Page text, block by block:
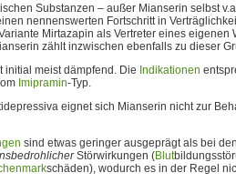
Substanzen – außer Mianserin selbst
nennenswerten Fortschritt in
Mirtazapin als Vertreter eines eigenen
zählt inzwischen ebenfalls zu dieser
initial meist dämpfend. Die Indikationen
Imipramin-Typ.
eignet sich Mianserin nicht zur
sind etwas geringer ausgeprägt als bei
Störwirkungen (Blut
schäden), wodurch es in der Regel